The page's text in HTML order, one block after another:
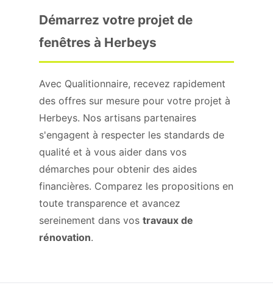
Démarrez votre projet de
fenêtres à Herbeys
Avec Qualitionnaire, recevez rapidement
des offres sur mesure pour votre projet à
Herbeys. Nos artisans partenaires
s'engagent à respecter les standards de
qualité et à vous aider dans vos
démarches pour obtenir des aides
financières. Comparez les propositions en
toute transparence et avancez
sereinement dans vos travaux de
rénovation.